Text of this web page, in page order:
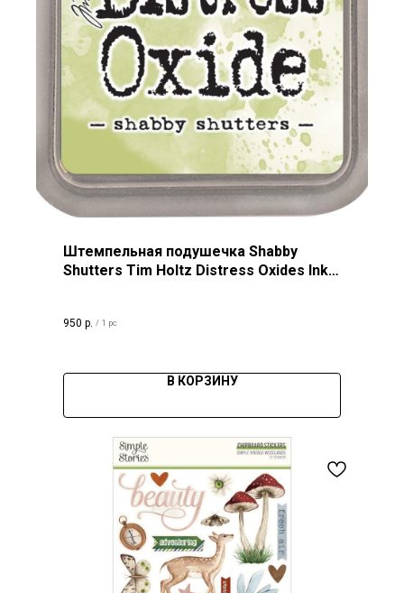
Штемпельная подушечка Shabby
Shutters Tim Holtz Distress Oxides Ink
950 р. / 1 pc
В КОРЗИНУ